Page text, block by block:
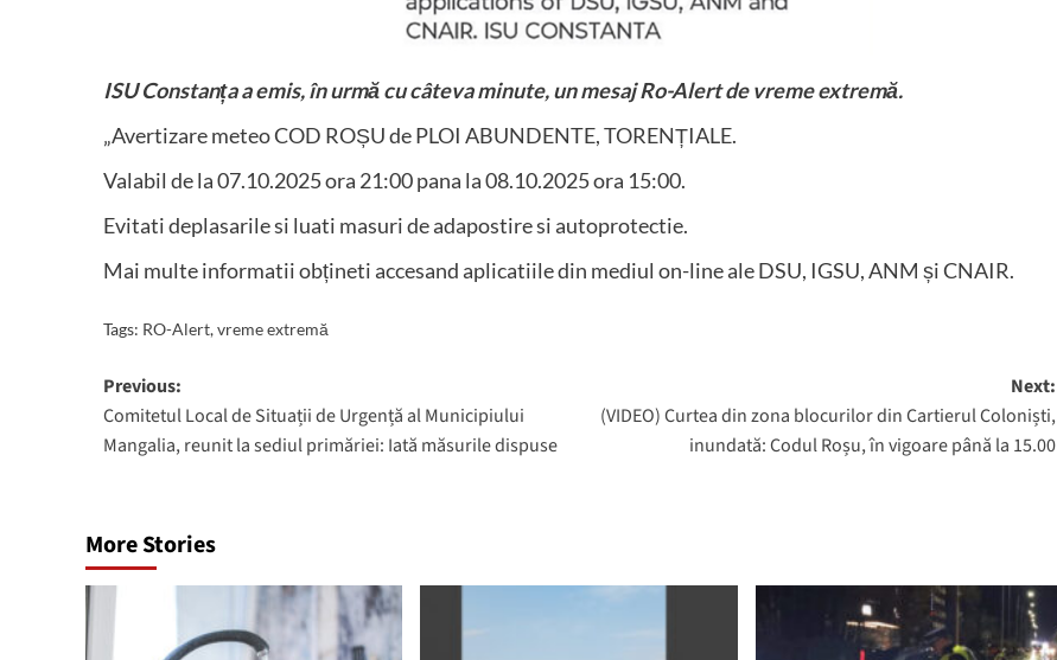
ISU Constanța a emis, în urmă cu câteva minute, un mesaj Ro-Alert de vreme extremă.
„Avertizare meteo COD ROȘU de PLOI ABUNDENTE, TORENȚIALE.
Valabil de la 07.10.2025 ora 21:00 pana la 08.10.2025 ora 15:00.
Evitati deplasarile si luati masuri de adapostire si autoprotectie.
Mai multe informatii obțineti accesand aplicatiile din mediul on-line ale DSU, IGSU, ANM și CNAIR.
Tags: RO-Alert,vreme extremă
Post
navigation
Previous:
Comitetul Local de Situații de Urgență al Municipiului
Mangalia, reunit la sediul primăriei: Iată măsurile dispuse
Next:
(VIDEO) Curtea din zona blocurilor din Cartierul Coloniști,
inundată: Codul Roșu, în vigoare până la 15.00
More Stories